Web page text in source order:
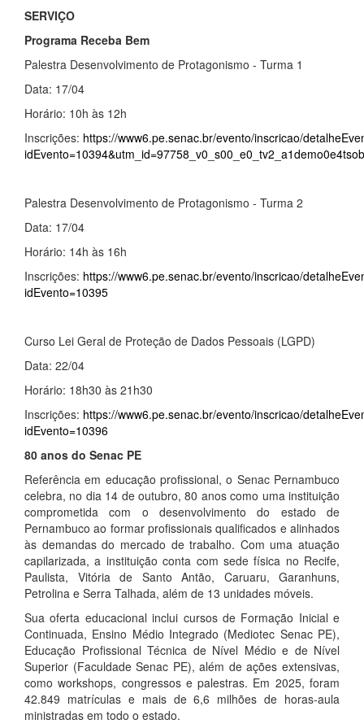
SERVIÇO
Programa Receba Bem
Palestra Desenvolvimento de Protagonismo - Turma 1
Data: 17/04
Horário: 10h às 12h
Inscrições: https://www6.pe.senac.br/evento/inscricao/
Palestra Desenvolvimento de Protagonismo - Turma 2
Data: 17/04
Horário: 14h às 16h
Inscrições: https://www6.pe.senac.br/evento/inscricao/
idEvento=10395
Curso Lei Geral de Proteção de Dados Pessoais (LGPD)
Data: 22/04
Horário: 18h30 às 21h30
Inscrições: https://www6.pe.senac.br/evento/inscricao/
idEvento=10396
80 anos do Senac PE
Referência em educação profissional, o Senac Pernambuco
celebra, no dia 14 de outubro, 80 anos como uma instituição
comprometida com o desenvolvimento do estado de
Pernambuco ao formar profissionais qualificados e alinhados
às demandas do mercado de trabalho. Com uma atuação
capilarizada, a instituição conta com sede física no Recife,
Paulista, Vitória de Santo Antão, Caruaru, Garanhuns,
Petrolina e Serra Talhada, além de 13 unidades móveis.
Sua oferta educacional inclui cursos de Formação Inicial e
Continuada, Ensino Médio Integrado (Mediotec Senac PE),
Educação Profissional Técnica de Nível Médio e de Nível
Superior (Faculdade Senac PE), além de ações extensivas,
como workshops, congressos e palestras. Em 2025, foram
42.849 matrículas e mais de 6,6 milhões de horas-aula
ministradas em todo o estado.